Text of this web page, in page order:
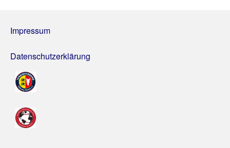
Impressum
Datenschutzerklärung